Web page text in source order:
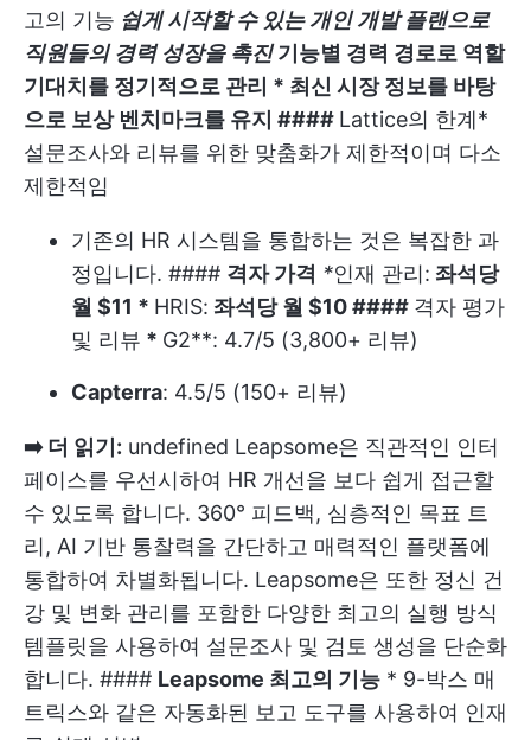
고의 기능 쉽게 시작할 수 있는 개인 개발 플랜으로
직원들의 경력 성장을 촉진기능별 경력 경로로 역할
기대치를 정기적으로 관리 * 최신 시장 정보를 바탕
으로 보상 벤치마크를 유지 #### Lattice의 한계*
설문조사와 리뷰를 위한 맞춤화가 제한적이며 다소
제한적임
기존의 HR 시스템을 통합하는 것은 복잡한 과
정입니다. #### 격자 가격 *인재 관리: 좌석당
월 $11 * HRIS: 좌석당 월 $10 #### 격자 평가
및 리뷰 * G2**: 4.7/5 (3,800+ 리뷰)
Capterra: 4.5/5 (150+ 리뷰)
➡️ 더 읽기: undefined Leapsome은 직관적인 인터
페이스를 우선시하여 HR 개선을 보다 쉽게 접근할
수 있도록 합니다. 360° 피드백, 심층적인 목표 트
리, AI 기반 통찰력을 간단하고 매력적인 플랫폼에
통합하여 차별화됩니다. Leapsome은 또한 정신 건
강 및 변화 관리를 포함한 다양한 최고의 실행 방식
템플릿을 사용하여 설문조사 및 검토 생성을 단순화
합니다. #### Leapsome 최고의 기능 * 9-박스 매
트릭스와 같은 자동화된 보고 도구를 사용하여 인재